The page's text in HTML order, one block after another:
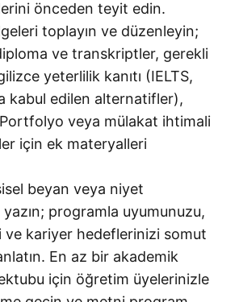
önceden teyit edin.
toplayın ve düzenleyin;
ve transkriptler, gerekli
yeterlilik kanıtı (IELTS,
kabul edilen alternatifler),
veya mülakat ihtimali
için ek materyalleri
beyan veya niyet
programla uyumunuzu,
ve kariyer hedeflerinizi somut
En az bir akademik
için öğretim üyelerinizle